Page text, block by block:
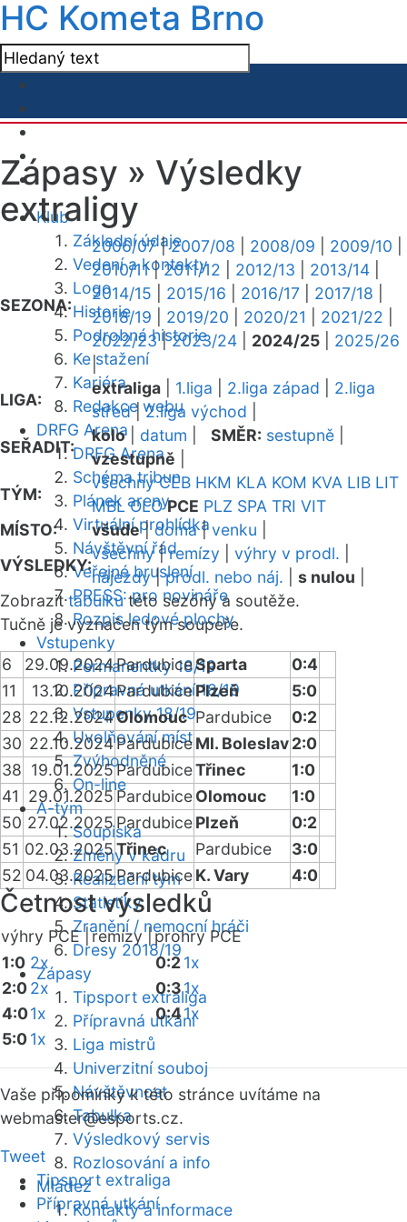
HC Kometa Brno
Klub
Základní údaje
Vedení a kontakty
Logo
Historie
Podrobná historie
Ke stažení
Kariéra
Redakce webu
DRFG Arena
DRFG Arena
Schéma tribun
Plánek areny
Virtuální prohlídka
Návštěvní řád
Veřejné bruslení
PRESS: pro novináře
Rozpis ledové plochy
Vstupenky
Permanentky 18/19
Přípravná utkání 18/19
Vstupenky 18/19
Uvolňování míst
Zvýhodněné
On-line
A-tým
Soupiska
Změny v kádru
Realizační tým
Statistiky
Zranění / nemocní hráči
Dresy 2018/19
Zápasy
Tipsport extraliga
Přípravná utkání
Liga mistrů
Univerzitní souboj
Návštěvnost
Tabulka
Výsledkový servis
Rozlosování a info
Mládež
Kontakty a informace
Zápasy » Výsledky
extraligy
SEZONA:
2006/07|2007/08 2008/09 2009/10
2010/11|2011/12 2012/13 2013/14
2014/15
2015/16 2016/17 2017/18
2018/19
2019/20 2020/21 2021/22
2022/23|2023/24 2024/25
2025/26
|
LIGA:
extraliga 1.liga 2.liga západ
2.liga
střed|2.liga východ
SEŘADIT:
kolo| datum SMĚR: sestupně
vzestupně
TÝM:
všechny CEB HKM KLA KOM KVA LIB LIT
MBL OLO PCE PLZ SPA TRI VIT
MÍSTO:
všude|doma|venku
VÝSLEDKY:
všechny|remízy výhry v prodl.
nájezdy|prodl. nebo náj. s nulou
Zobrazittabulkutéto sezóny a soutěže.
Tučně je vyznačen tým soupeře.
6 29.09.2024PardubiceSparta
0:4
11
13.10.2024PardubicePlzeň
5:0
28 22.12.2024Olomouc Pardubice
0:2
30 22.10.2024PardubiceMl. Boleslav2:0
38 19.01.2025PardubiceTřinec
1:0
41
29.01.2025 PardubiceOlomouc
1:0
50 27.02.2025PardubicePlzeň
0:2
51 02.03.2025Třinec Pardubice
3:0
52 04.03.2025PardubiceK. Vary 4:0
Četnost výsledků
výhry PCE | remízy |prohry PCE
1:0 2x
2:02x
4:01x
5:01x
0:21x
0:31x
0:41x
Vaše připomínky k této stránce uvítáme na
webmaster@esports.cz.
Tweet
Tipsport extraliga
Přípravná utkání